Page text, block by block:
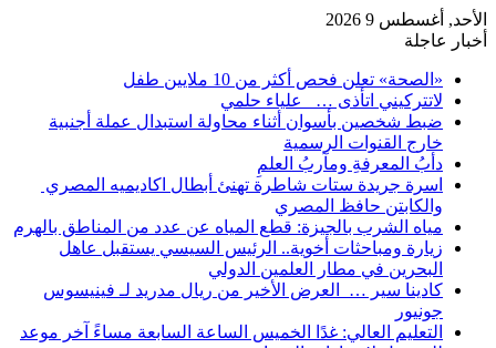
الأحد, أغسطس 9 2026
أخبار عاجلة
«الصحة» تعلن فحص أكثر من 10 ملايين طفل
لاتتركيني اتأذى … علياء حلمي
ضبط شخصين بأسوان أثناء محاولة استبدال عملة أجنبية
خارج القنوات الرسمية
دأبُ المعرفةِ ومآربُ العلمِ
اسرة جريدة ستات شاطرة تهنئ أبطال اكاديميه المصري
والكابتن حافظ المصري
مياه الشرب بالجيزة: قطع المياه عن عدد من المناطق بالهرم
زيارة ومباحثات أخوية.. الرئيس السيسي يستقبل عاهل
البحرين في مطار العلمين الدولي
كادينا سير … العرض الأخير من ريال مدريد لـ فينيسوس
جونيور
التعليم العالي: غدًا الخميس الساعة السابعة مساءً آخر موعد